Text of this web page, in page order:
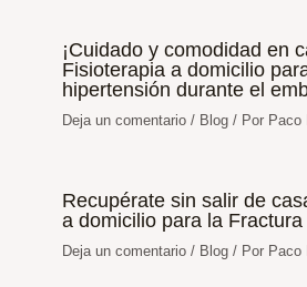
¡Cuidado y comodidad en
Fisioterapia a domicilio
hipertensión durante el
Deja un comentario / Blog / Por Paco
Recupérate sin salir de
a domicilio para la
Deja un comentario / Blog / Por Paco